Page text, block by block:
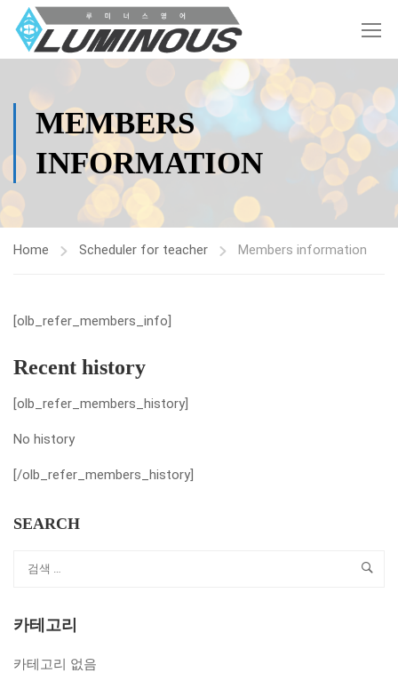
MEMBERS
INFORMATION
Home Scheduler for teacher Members information
[olb_refer_members_info]
Recent history
[olb_refer_members_history]
No history
[/olb_refer_members_history]
SEARCH
카테고리
카테고리 없음